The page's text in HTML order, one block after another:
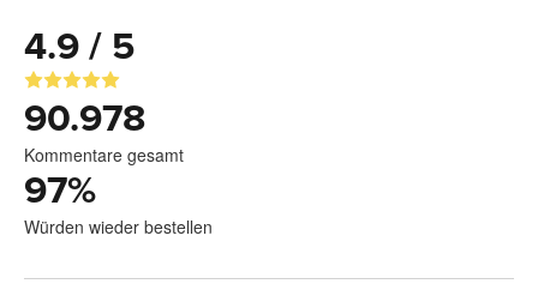
4.9 / 5
90.978
Kommentare gesamt
97%
Würden wieder bestellen